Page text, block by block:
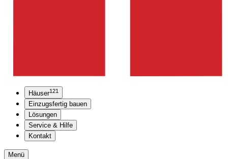
Häuser121
Einzugsfertig bauen
Lösungen
Service & Hilfe
Kontakt
Menü